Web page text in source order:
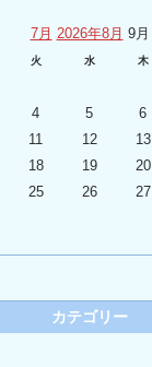
7月 2026年8月 9月
火 水 木
4 5 6
11 12 13
18 19 20
25 26 27
カテゴリー